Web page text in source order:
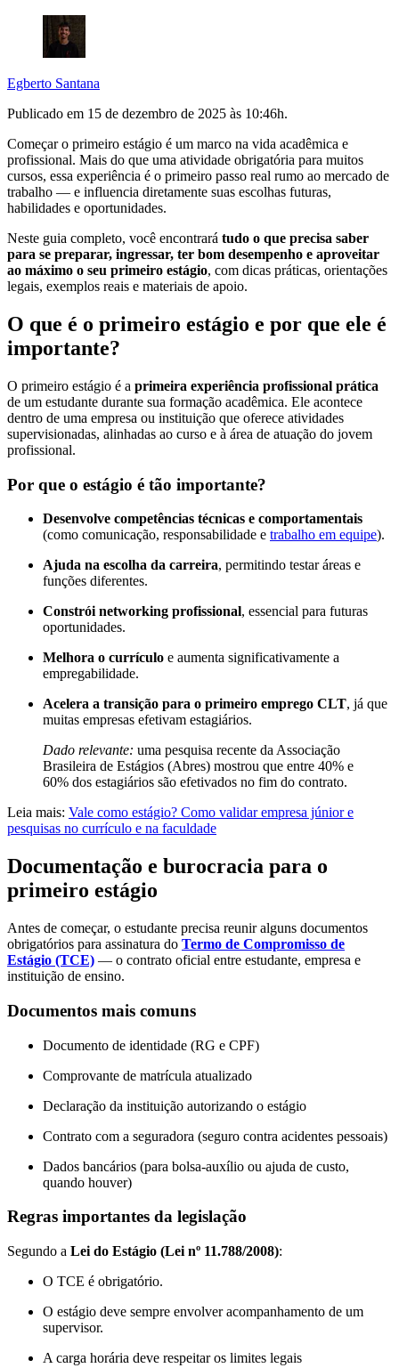
Egberto Santana
Publicado em 15 de dezembro de 2025 às 10:46h.
Começar o primeiro estágio é um marco na vida acadêmica e
profissional. Mais do que uma atividade obrigatória para muitos
cursos, essa experiência é o primeiro passo real rumo ao mercado de
trabalho — e influencia diretamente suas escolhas futuras,
habilidades e oportunidades.
Neste guia completo, você encontrará tudo o que precisa saber
para se preparar, ingressar, ter bom desempenho e aproveitar
ao máximo o seu primeiro estágio, com dicas práticas, orientações
legais, exemplos reais e materiais de apoio.
O que é o primeiro estágio e por que ele é
importante?
O primeiro estágio é a primeira experiência profissional prática
de um estudante durante sua formação acadêmica. Ele acontece
dentro de uma empresa ou instituição que oferece atividades
supervisionadas, alinhadas ao curso e à área de atuação do jovem
profissional.
Por que o estágio é tão importante?
Desenvolve competências técnicas e comportamentais
(como comunicação, responsabilidade e trabalho em equipe).
Ajuda na escolha da carreira, permitindo testar áreas e
funções diferentes.
Constrói networking profissional, essencial para futuras
oportunidades.
Melhora o currículo e aumenta significativamente a
empregabilidade.
Acelera a transição para o primeiro emprego CLT, já que
muitas empresas efetivam estagiários.
Dado relevante: uma pesquisa recente da Associação
Brasileira de Estágios (Abres) mostrou que entre 40% e
60% dos estagiários são efetivados no fim do contrato.
Leia mais: Vale como estágio? Como validar empresa júnior e
pesquisas no currículo e na faculdade
Documentação e burocracia para o
primeiro estágio
Antes de começar, o estudante precisa reunir alguns documentos
obrigatórios para assinatura do Termo de Compromisso de
Estágio (TCE) — o contrato oficial entre estudante, empresa e
instituição de ensino.
Documentos mais comuns
Documento de identidade (RG e CPF)
Comprovante de matrícula atualizado
Declaração da instituição autorizando o estágio
Contrato com a seguradora (seguro contra acidentes pessoais)
Dados bancários (para bolsa-auxílio ou ajuda de custo,
quando houver)
Regras importantes da legislação
Segundo a Lei do Estágio (Lei nº 11.788/2008):
O TCE é obrigatório.
O estágio deve sempre envolver acompanhamento de um
supervisor.
A carga horária deve respeitar os limites legais